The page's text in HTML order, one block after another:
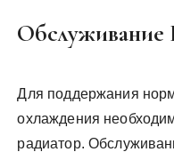
Обслуживание
Для поддержания
охлаждения
радиатор.